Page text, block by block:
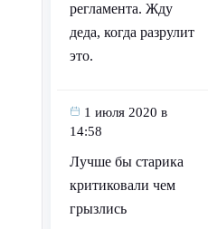
регламента. Жду
деда, когда разрулит
это.
1 июля 2020 в
14:58
Лучше бы старика
критиковали чем
грызлись